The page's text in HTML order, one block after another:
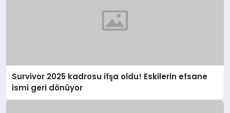
Survivor 2025 kadrosu ifşa oldu! Eskilerin efsane
ismi geri dönüyor